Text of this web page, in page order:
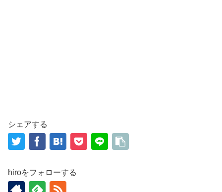
シェアする
hiroをフォローする